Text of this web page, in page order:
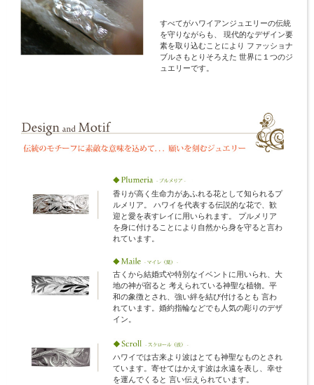
すべてがハワイアンジュエリーの伝統
を守りながらも、 現代的なデザイン要
素を取り込むことにより ファッショナ
ブルさもとりそろえた 世界に１つのジ
ュエリーです。
香りが高く生命力があふれる花として知られるプ
ルメリア。 ハワイを代表する伝説的な花で、歓
迎と愛を表すレイに用いられます。 プルメリア
を身に付けることにより自然から身を守ると言わ
れています。
古くから結婚式や特別なイベントに用いられ、大
地の神が宿ると 考えられている神聖な植物。平
和の象徴とされ、強い絆を結び付けるとも 言わ
れています。婚約指輪などでも人気の彫りのデザ
イン。
ハワイでは古来より波はとても神聖なものとされ
ています。寄せてはかえす波は永遠を表し、幸せ
を運んでくると 言い伝えられています。